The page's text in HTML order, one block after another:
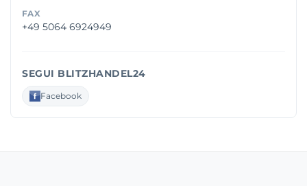
FAX
+49 5064 6924949
SEGUI BLITZHANDEL24
Facebook